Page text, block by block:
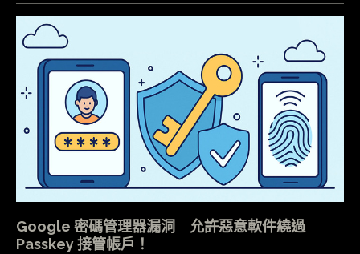
Google 密碼管理器漏洞 允許惡意軟件繞過
Passkey 接管帳戶！